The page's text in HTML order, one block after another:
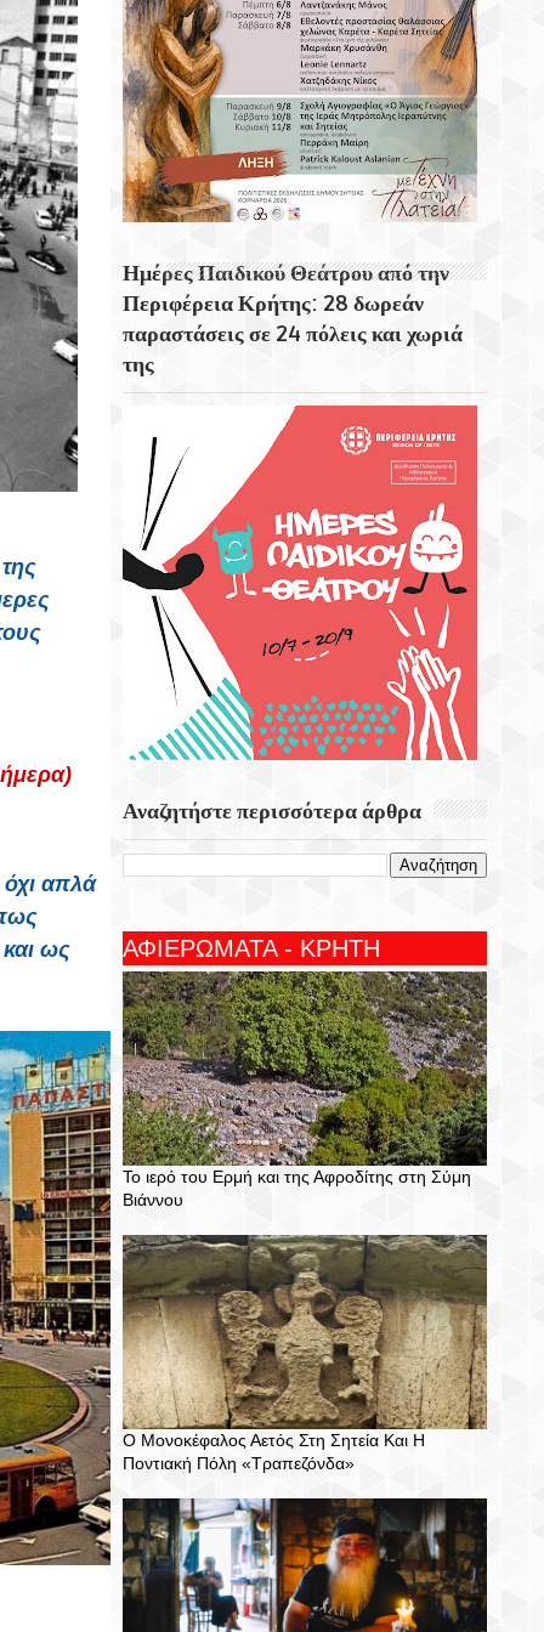
όχι απλά
ως
Σύμη Βιάννου
Η Σαντορίνη Ή Θήρα Από Τους
Διασημότερους Ταξιδιωτικούς
Προορισμούς Του Κόσμου.
Ο Μονοκέφαλος Αετός Στη Σητεία Και Η
Ποντιακή Πόλη «Τραπεζόνδα»
Ημέρες Παιδικού Θεάτρου από την
Περιφέρεια Κρήτης: 28 δωρεάν
παραστάσεις σε 24 πόλεις και χωριά
της
Αναζητήστε περισσότερα άρθρα
ΑΦΙΕΡΩΜΑΤΑ - ΚΡΗΤΗ
Το ιερό του Ερμή και της Αφροδίτης στη Σύμη
Βιάννου
Ο Μονοκέφαλος Αετός Στη Σητεία Και Η
Ποντιακή Πόλη «Τραπεζόνδα»